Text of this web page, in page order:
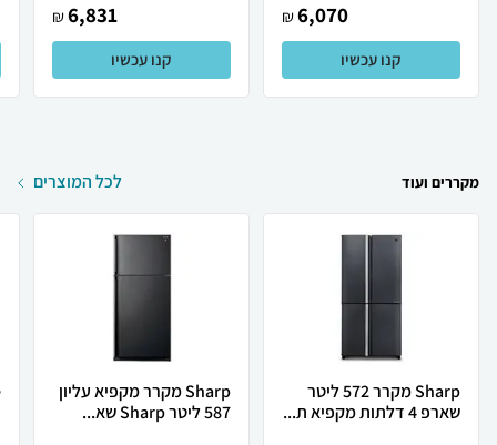
6,070
₪
קנו עכשיו
6,831
₪
קנו עכשיו
מקררים ועוד לכל המוצרים
Sharp מקרר 572 ליטר
שארפ 4 דלתות מקפיא ת...
Sharp מקרר מקפיא עליון
587 ליטר Sharp שא...